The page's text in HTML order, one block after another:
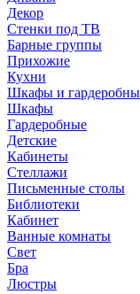
Декор
Стенки под ТВ
Барные группы
Прихожие
Кухни
Шкафы и
Шкафы
Гардеробные
Детские
Кабинеты
Стеллажи
Письменные столы
Библиотеки
Кабинет
Ванные комнаты
Свет
Бра
Люстры